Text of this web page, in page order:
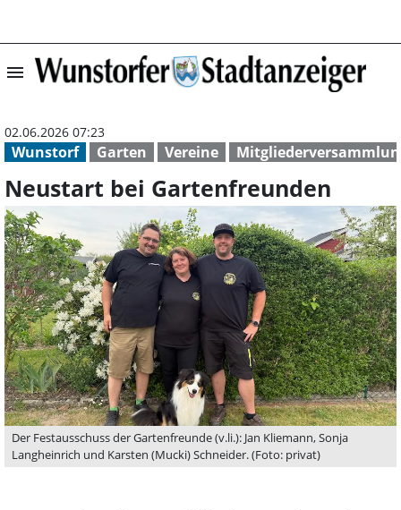
menu Neustart bei
Wunstorf Garten Vereine
02.06.2026 07:23
Neustart bei Gartenfreunden
Der Festausschuss der Gartenfreunde (v.li.): Jan Kliemann, Sonja
Langheinrich und Karsten (Mucki) Schneider. (Foto: privat)